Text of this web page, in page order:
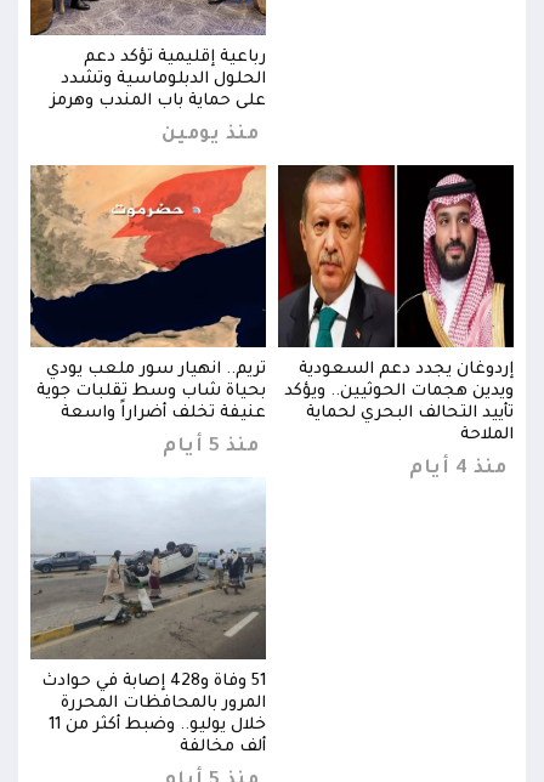
رباعية إقليمية تؤكد دعم
الحلول الدبلوماسية وتشدد
على حماية باب المندب وهرمز
منذ يومين
إردوغان يجدد دعم السعودية
ويدين هجمات الحوثيين.. ويؤكد
تأييد التحالف البحري لحماية
الملاحة
منذ 4 أيام
تريم.. انهيار سور ملعب يودي
بحياة شاب وسط تقلبات جوية
عنيفة تخلف أضراراً واسعة
منذ 5 أيام
51 وفاة و428 إصابة في حوادث
المرور بالمحافظات المحررة
خلال يوليو.. وضبط أكثر من 11
ألف مخالفة